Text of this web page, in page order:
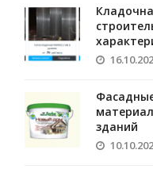
зданий